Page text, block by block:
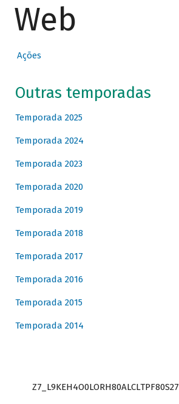
Web
Ações
Outras temporadas
Temporada 2025
Temporada 2024
Temporada 2023
Temporada 2020
Temporada 2019
Temporada 2018
Temporada 2017
Temporada 2016
Temporada 2015
Temporada 2014
Z7_L9KEH4O0LORH80ALCLTPF80S27